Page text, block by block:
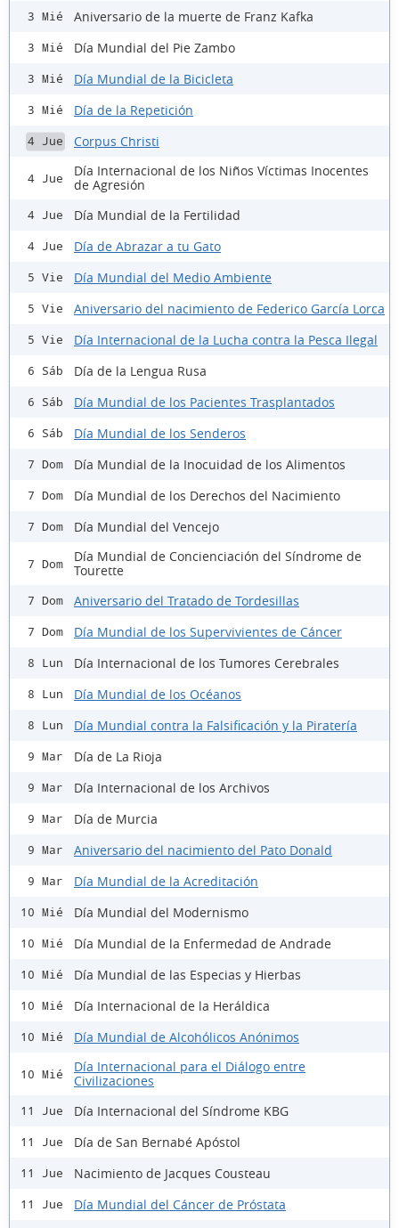
3 Mié Aniversario de la muerte de Franz Kafka
3 Mié Día Mundial del Pie Zambo
3 Mié Día Mundial de la Bicicleta
3 Mié Día de la Repetición
4 Jue Corpus Christi
4 Jue
Día Internacional de los Niños Víctimas Inocentes
de Agresión
4 Jue Día Mundial de la Fertilidad
4 Jue Día de Abrazar a tu Gato
5 Vie Día Mundial del Medio Ambiente
5 Vie Aniversario del nacimiento de Federico García Lorca
5 Vie Día Internacional de la Lucha contra la Pesca Ilegal
6 Sáb Día de la Lengua Rusa
6 Sáb Día Mundial de los Pacientes Trasplantados
6 Sáb Día Mundial de los Senderos
7 Dom Día Mundial de la Inocuidad de los Alimentos
7 Dom Día Mundial de los Derechos del Nacimiento
7 Dom Día Mundial del Vencejo
7 Dom
Día Mundial de Concienciación del Síndrome de
Tourette
7 Dom Aniversario del Tratado de Tordesillas
7 Dom Día Mundial de los Supervivientes de Cáncer
8 Lun Día Internacional de los Tumores Cerebrales
8 Lun Día Mundial de los Océanos
8 Lun Día Mundial contra la Falsificación y la Piratería
9 Mar Día de La Rioja
9 Mar Día Internacional de los Archivos
9 Mar Día de Murcia
9 Mar Aniversario del nacimiento del Pato Donald
9 Mar Día Mundial de la Acreditación
10 Mié Día Mundial del Modernismo
10 Mié Día Mundial de la Enfermedad de Andrade
10 Mié Día Mundial de las Especias y Hierbas
10 Mié Día Internacional de la Heráldica
10 Mié Día Mundial de Alcohólicos Anónimos
10 Mié
Día Internacional para el Diálogo entre
Civilizaciones
11 Jue Día Internacional del Síndrome KBG
11 Jue Día de San Bernabé Apóstol
11 Jue Nacimiento de Jacques Cousteau
11 Jue
Día Mundial del Cáncer de Próstata